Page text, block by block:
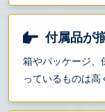
付属品が
箱やパッケージ、
っているものは高